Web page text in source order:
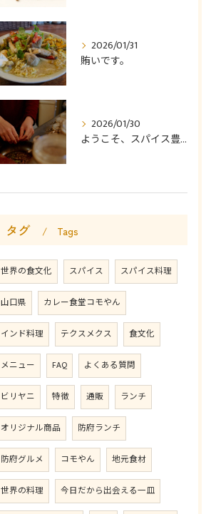
2026/01/31
賄いです。
2026/01/30
ようこそ、スパイス豊かなカレー食堂コモやんへ。
タグ Tags
世界の食文化 スパイス スパイス料理
山口県 カレー食堂コモやん
インド料理 テクスメクス 食文化
メニュー FAQ よくある質問
ビリヤニ 特徴 通販 ランチ
オリジナル商品 防府ランチ
防府グルメ コモやん 地元食材
世界の料理 今日だから出会える一皿